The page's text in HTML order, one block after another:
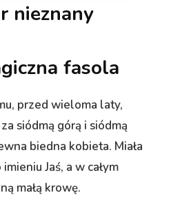
nieznany
fasola
przed wieloma laty,
siódmą górą i siódmą
biedna kobieta. Miała
Jaś, a w całym
małą krowę.